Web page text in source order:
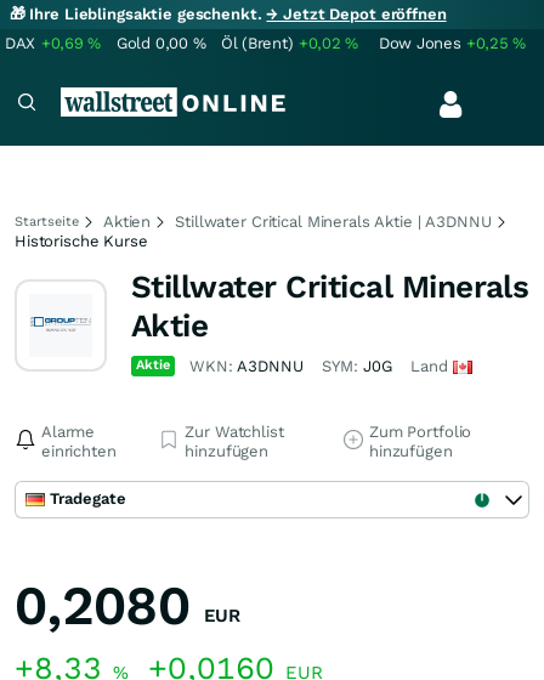
🎁 Ihre Lieblingsaktie geschenkt.→ Jetzt Depot eröffnen
DAX +0,69% Gold 0,00 % Öl (Brent) +0,02% Dow Jones +0,25%
Startseite Aktien
Stillwater Critical Minerals Aktie | A3DNNU
Historische Kurse
Stillwater Critical Minerals
Aktie
Aktie WKN:A3DNNU SYM: J0G Land
Alarme
einrichten
Zur Watchlist
hinzufügen
Zum Portfolio
hinzufügen
Tradegate
0,2080 EUR
+8,33 % +0,0160 EUR